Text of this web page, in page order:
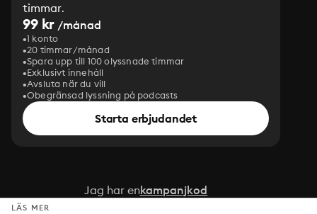
timmar.
99 kr /månad
1 konto
20 timmar/månad
Spara upp till 100 olyssnade timmar
Exklusivt innehåll
Avsluta när du vill
Obegränsad lyssning på podcasts
Starta erbjudandet
Jag har enkampanjkod
LÄS MER